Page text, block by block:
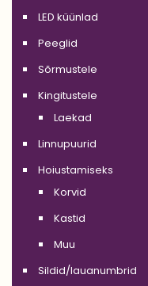
LED küünlad
Peeglid
Sõrmustele
Kingitustele
Laekad
Linnupuurid
Hoiustamiseks
Korvid
Kastid
Muu
Sildid/lauanumbrid